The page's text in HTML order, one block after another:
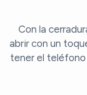
Con la
abrir con un
tener el